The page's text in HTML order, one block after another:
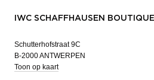
IWC SCHAFFHAUSEN
Schutterhofstraat 9C
B-2000 ANTWERPEN
Toon op kaart